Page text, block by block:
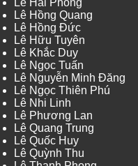
Lê Hồng Quang
Lê Hồng Đức
Lê Hữu Tuyên
Lê Khắc Duy
Lê Ngọc Tuấn
Lê Nguyễn Minh Đăng
Lê Ngọc Thiên Phú
Lê Nhi Linh
Lê Phương Lan
Lê Quang Trung
Lê Quốc Huy
Lê Quỳnh Thu